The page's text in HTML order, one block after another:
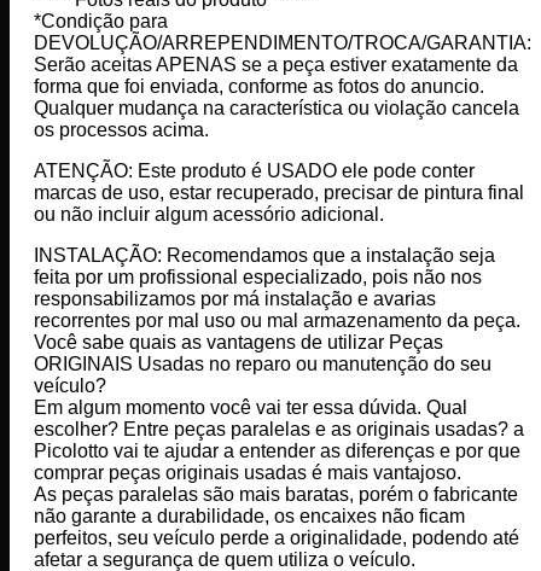
*Condição para
DEVOLUÇÃO/ARREPENDIMENTO/TROCA/GARANTIA:
Serão aceitas APENAS se a peça estiver exatamente da
forma que foi enviada, conforme as fotos do anuncio.
Qualquer mudança na característica ou violação cancela
os processos acima.
ATENÇÃO: Este produto é USADO ele pode conter
marcas de uso, estar recuperado, precisar de pintura final
ou não incluir algum acessório adicional.
INSTALAÇÃO: Recomendamos que a instalação seja
feita por um profissional especializado, pois não nos
responsabilizamos por má instalação e avarias
recorrentes por mal uso ou mal armazenamento da peça.
Você sabe quais as vantagens de utilizar Peças
ORIGINAIS Usadas no reparo ou manutenção do seu
veículo?
Em algum momento você vai ter essa dúvida. Qual
escolher? Entre peças paralelas e as originais usadas? a
Picolotto vai te ajudar a entender as diferenças e por que
comprar peças originais usadas é mais vantajoso.
As peças paralelas são mais baratas, porém o fabricante
não garante a durabilidade, os encaixes não ficam
perfeitos, seu veículo perde a originalidade, podendo até
afetar a segurança de quem utiliza o veículo.